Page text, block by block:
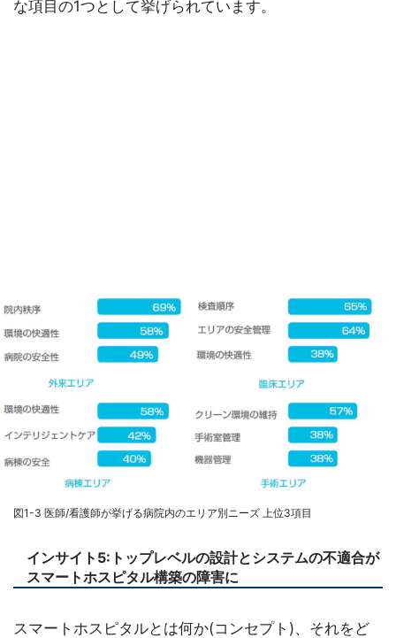
な項目の1つとして挙げられています。
図1-3 医師/看護師が挙げる病院内のエリア別ニーズ 上位3項目
インサイト5:トップレベルの設計とシステムの不適合が
スマートホスピタル構築の障害に
スマートホスピタルとは何か(コンセプト)、それをど